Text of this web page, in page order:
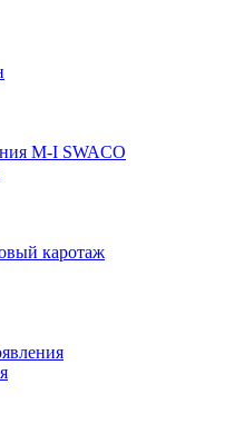
M-I SWACO
каротаж